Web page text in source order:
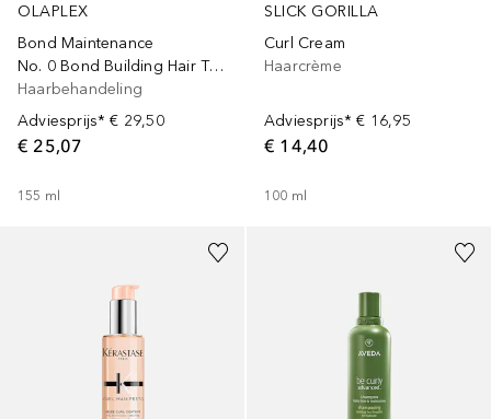
OLAPLEX
Bond Maintenance
No. 0 Bond Building Hair Treatment
Haarbehandeling
Adviesprijs* € 29,50
€ 25,07
155 ml
SLICK GORILLA
Curl Cream
Haarcrème
Adviesprijs* € 16,95
€ 14,40
100 ml